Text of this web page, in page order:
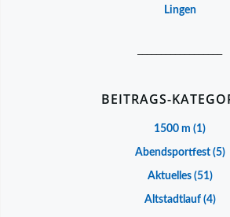
Lingen
BEITRAGS-
1500 m (1)
Abendsportfest(5)
Aktuelles(51)
Altstadtlauf(4)